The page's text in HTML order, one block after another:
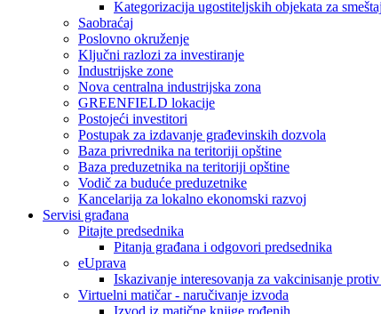
Kategorizacija ugostiteljskih objekata za smeštaj
Saobraćaj
Poslovno okruženje
Ključni razlozi za investiranje
Industrijske zone
Nova centralna industrijska zona
GREENFIELD lokacije
Postojeći investitori
Postupak za izdavanje građevinskih dozvola
Baza privrednika na teritoriji opštine
Baza preduzetnika na teritoriji opštine
Vodič za buduće preduzetnike
Kancelarija za lokalno ekonomski razvoj
Servisi građana
Pitajte predsednika
Pitanja građana i odgovori predsednika
eUprava
Iskazivanje interesovanja za vakcinisanje
Virtuelni matičar - naručivanje izvoda
Izvod iz matične knjige rođenih